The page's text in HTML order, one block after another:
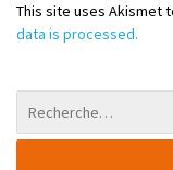
This site uses Akismet
data is processed.